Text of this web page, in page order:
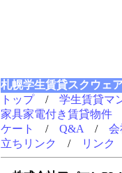
札幌学生賃貸スクウェ
トップ/ 学生賃貸マ
家具家電付き賃貸物件
ケート
/ Q&A / 会
立ちリンク
/ リンク